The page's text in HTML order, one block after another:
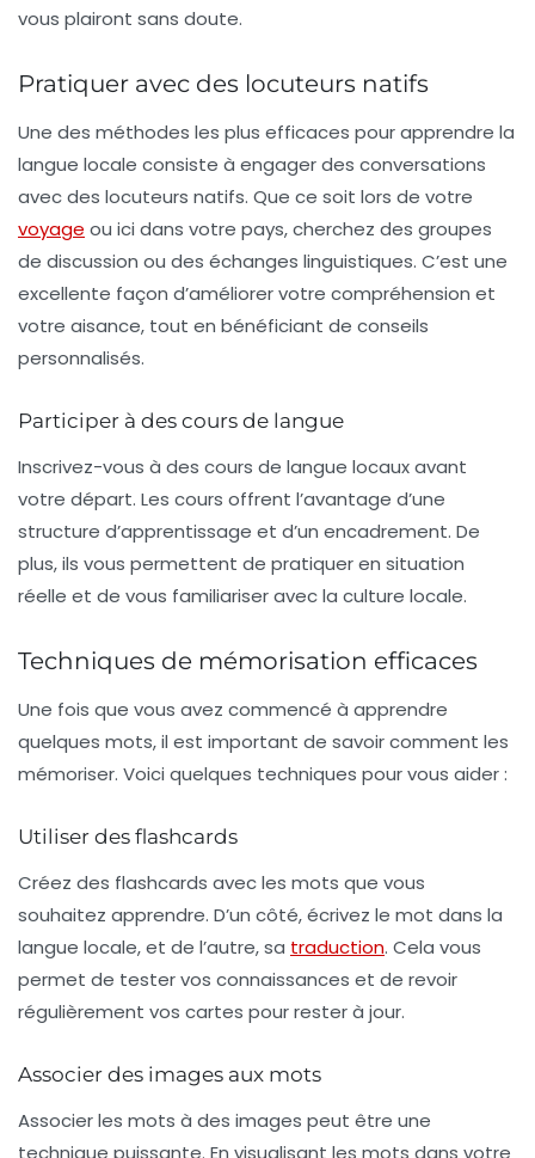
vous plairont sans doute.
Pratiquer avec des locuteurs natifs
Une des méthodes les plus efficaces pour apprendre la
langue locale consiste à engager des conversations
avec des locuteurs natifs. Que ce soit lors de votre
voyage ou ici dans votre pays, cherchez des groupes
de discussion ou des échanges linguistiques. C’est une
excellente façon d’améliorer votre compréhension et
votre aisance, tout en bénéficiant de conseils
personnalisés.
Participer à des cours de langue
Inscrivez-vous à des cours de langue locaux avant
votre départ. Les cours offrent l’avantage d’une
structure d’apprentissage et d’un encadrement. De
plus, ils vous permettent de pratiquer en situation
réelle et de vous familiariser avec la culture locale.
Techniques de mémorisation efficaces
Une fois que vous avez commencé à apprendre
quelques mots, il est important de savoir comment les
mémoriser. Voici quelques techniques pour vous aider :
Utiliser des flashcards
Créez des flashcards avec les mots que vous
souhaitez apprendre. D’un côté, écrivez le mot dans la
langue locale, et de l’autre, sa traduction. Cela vous
permet de tester vos connaissances et de revoir
régulièrement vos cartes pour rester à jour.
Associer des images aux mots
Associer les mots à des images peut être une
technique puissante. En visualisant les mots dans votre